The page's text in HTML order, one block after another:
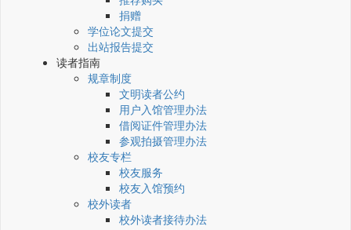
捐赠
学位论文提交
出站报告提交
读者指南
规章制度
文明读者公约
用户入馆管理办法
借阅证件管理办法
参观拍摄管理办法
校友专栏
校友服务
校友入馆预约
校外读者
校外读者接待办法